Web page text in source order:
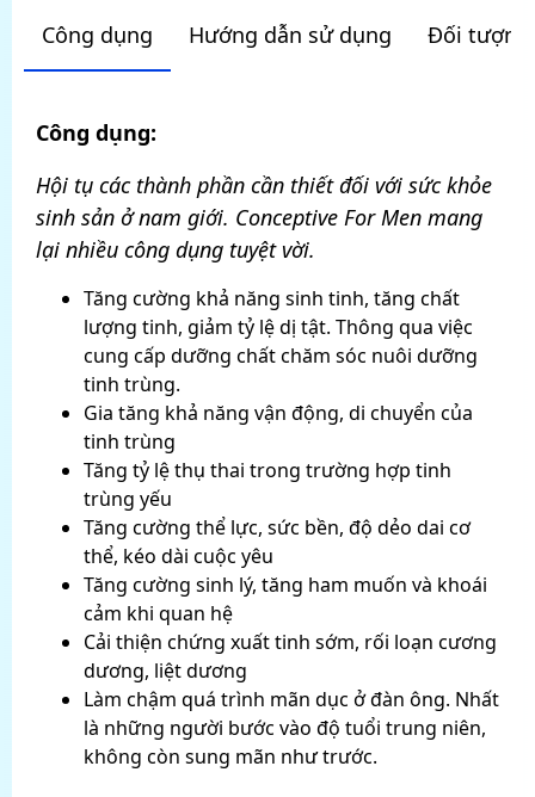
Công dụng Hướng dẫn sử dụng Đối tượng
Công dụng:
Hội tụ các thành phần cần thiết đối với sức khỏe
sinh sản ở nam giới. Conceptive For Men mang
lại nhiều công dụng tuyệt vời.
Tăng cường khả năng sinh tinh, tăng chất
lượng tinh, giảm tỷ lệ dị tật. Thông qua việc
cung cấp dưỡng chất chăm sóc nuôi dưỡng
tinh trùng.
Gia tăng khả năng vận động, di chuyển của
tinh trùng
Tăng tỷ lệ thụ thai trong trường hợp tinh
trùng yếu
Tăng cường thể lực, sức bền, độ dẻo dai cơ
thể, kéo dài cuộc yêu
Tăng cường sinh lý, tăng ham muốn và khoái
cảm khi quan hệ
Cải thiện chứng xuất tinh sớm, rối loạn cương
dương, liệt dương
Làm chậm quá trình mãn dục ở đàn ông. Nhất
là những người bước vào độ tuổi trung niên,
không còn sung mãn như trước.